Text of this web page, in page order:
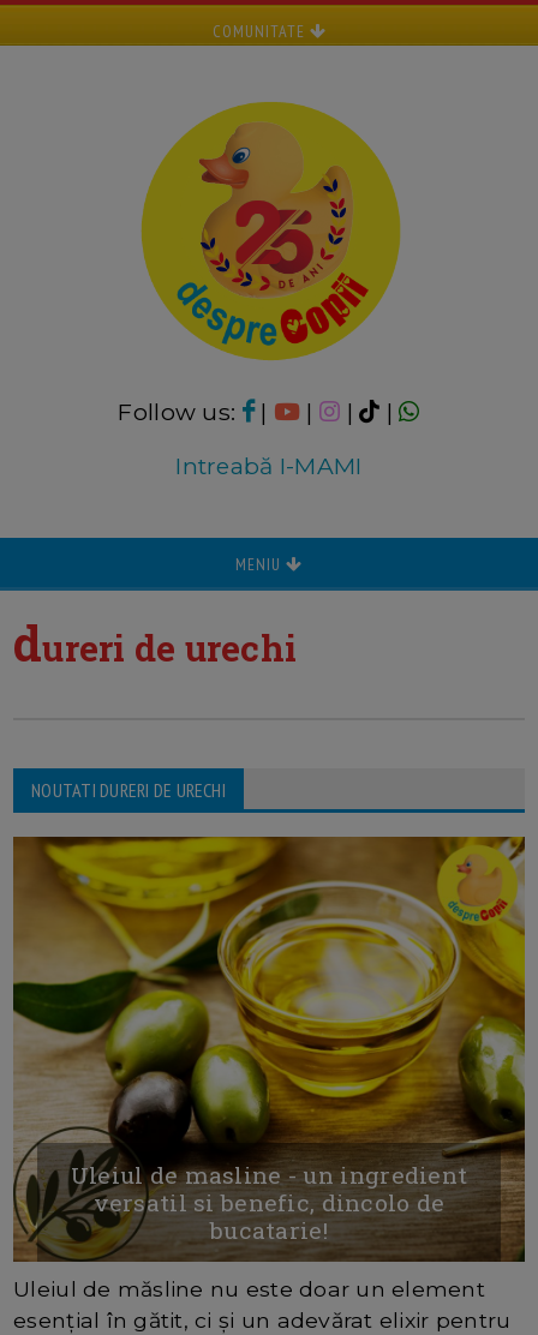
COMUNITATE
Follow us: | | |
|
Intreabă I-MAMI
MENIU
dureri de urechi
NOUTATI DURERI DE URECHI
Uleiul de masline - un ingredient
versatil si benefic, dincolo de
bucatarie!
Uleiul de măsline nu este doar un element
esențial în gătit, ci și un adevărat elixir pentru